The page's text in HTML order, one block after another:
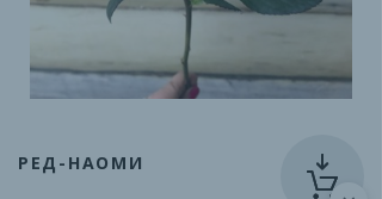
РЕД-НАОМИ